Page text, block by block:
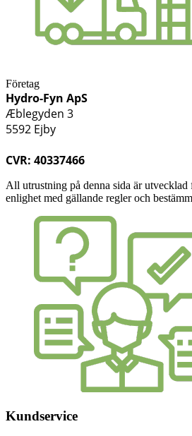
Företag
Hydro-Fyn ApS
Æblegyden 3
5592 Ejby
CVR: 40337466
All utrustning på denna sida är
enlighet med gällande regler och
Kundservice